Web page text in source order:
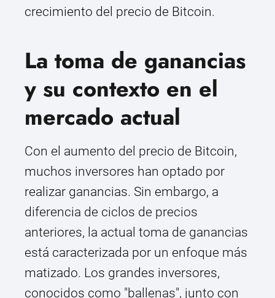
crecimiento del precio de Bitcoin.
La toma de ganancias
y su contexto en el
mercado actual
Con el aumento del precio de Bitcoin,
muchos inversores han optado por
realizar ganancias. Sin embargo, a
diferencia de ciclos de precios
anteriores, la actual toma de ganancias
está caracterizada por un enfoque más
matizado. Los grandes inversores,
conocidos como "ballenas", junto con